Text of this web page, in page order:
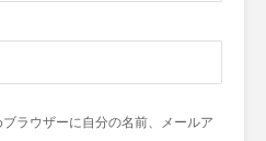
ラウザーに自分の名前、メールア